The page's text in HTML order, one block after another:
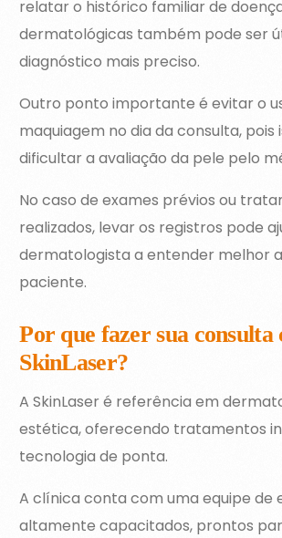
relatar o histórico familiar de
dermatológicas também pode ser
diagnóstico mais preciso.
Outro ponto importante é evitar o
maquiagem no dia da consulta, pois
dificultar a avaliação da pele pelo
No caso de exames prévios ou
realizados, levar os registros pode
dermatologista a entender melhor
paciente.
Por que fazer sua consulta
SkinLaser?
A SkinLaser é referência em
estética, oferecendo tratamentos
tecnologia de ponta.
A clínica conta com uma equipe de
altamente capacitados, prontos